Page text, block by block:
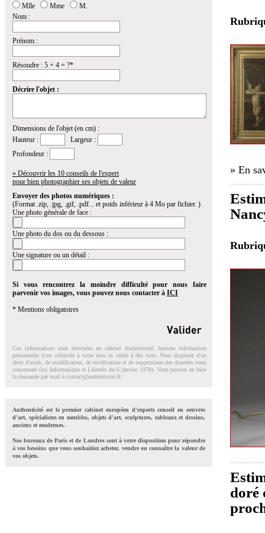
Mlle
Mme
M.
Nom :
Prénom :
Résoudre : 5 + 4 = ?*
Décrire l'objet :
Dimensions de l'objet (en cm) :
Hauteur :
Largeur :
Profondeur :
» Découvrir les 10 conseils de l'expert
pour bien photographier ses objets de valeur
Envoyer des photos numériques :
(Format .zip, .jpg, .gif, .pdf... et poids inférieur à 4 Mo par fichier. )
Une photo générale de face :
Une photo du dos ou du dessous :
Une signature ou un détail :
Si vous rencontrez la moindre difficulté pour nous faire
parvenir vos images, vous pouvez nous contacter à ICI
* Mentions obligatoires
Ces informations sont destinées au cabinet Authenticité. Aucune information
personnelle n'est collectée à votre insu ni cédée à des tiers. Vous disposez d'un
droit d'accés, de modification, de rectification et de suppression des données vous
concernant (loi Informatique et Libertés du 6 janvier 1978). Vous pouvez en faire
la demande par mail à contact@authenticite.fr.
Authenticité est le premier cabinet européen d'experts conseil en oeuvres
d'art, spécialistes en meubles, objets d'art, sculptures, tableaux et dessins,
anciens et modernes.
Nos bureaux de Paris et de Londres sont à votre disposition pour répondre
à vos besoins que vous souhaitiez acheter, vendre ou connaître la valeur de
vos objets.
» En
doré